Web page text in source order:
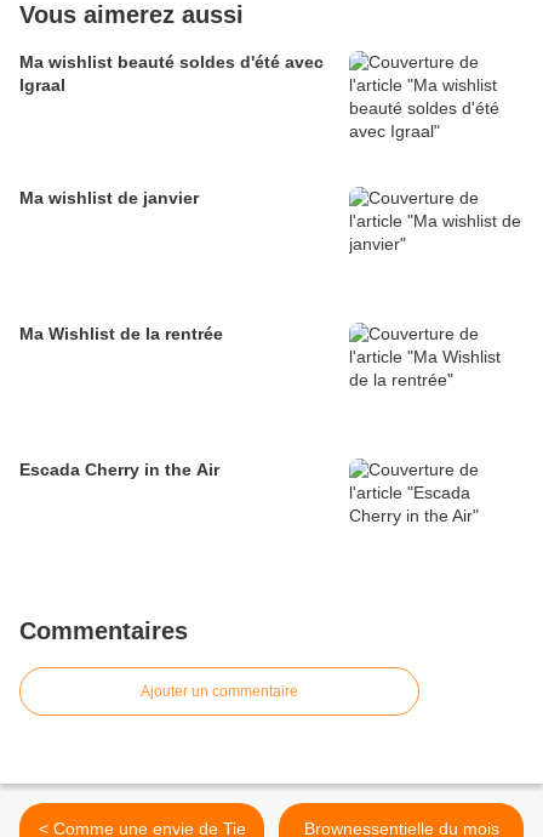
Vous aimerez aussi
Ma wishlist beauté soldes d'été avec
Igraal
Ma wishlist de janvier
Ma Wishlist de la rentrée
Escada Cherry in the Air
Commentaires
Ajouter un commentaire
< Comme une envie de Tie Brownessentielle du mois